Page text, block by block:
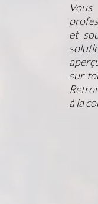
et
sur
à la